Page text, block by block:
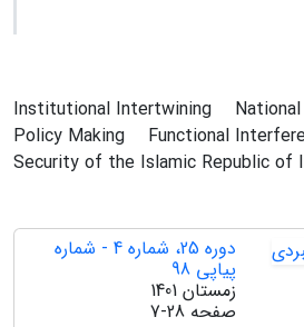
Institutional Intertwining
Policy Making
Functional
Security of the Islamic Republic of
دوره 25، شماره 4 - شماره
پیاپی 98
زمستان 1401
صفحه 7-28